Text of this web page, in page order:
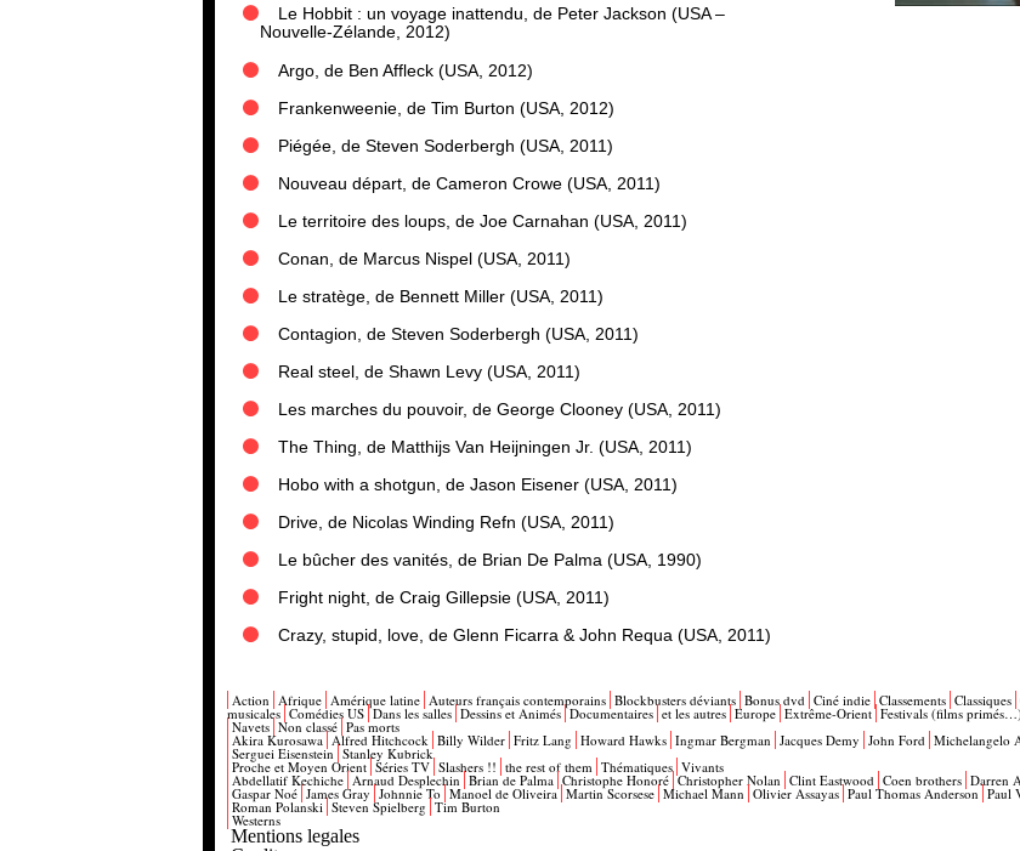
Le Hobbit : un voyage inattendu, de Peter Jackson (USA –
Nouvelle-Zélande, 2012)
Argo, de Ben Affleck (USA, 2012)
Frankenweenie, de Tim Burton (USA, 2012)
Piégée, de Steven Soderbergh (USA, 2011)
Nouveau départ, de Cameron Crowe (USA, 2011)
Le territoire des loups, de Joe Carnahan (USA, 2011)
Conan, de Marcus Nispel (USA, 2011)
Le stratège, de Bennett Miller (USA, 2011)
Contagion, de Steven Soderbergh (USA, 2011)
Real steel, de Shawn Levy (USA, 2011)
Les marches du pouvoir, de George Clooney (USA, 2011)
The Thing, de Matthijs Van Heijningen Jr. (USA, 2011)
Hobo with a shotgun, de Jason Eisener (USA, 2011)
Drive, de Nicolas Winding Refn (USA, 2011)
Le bûcher des vanités, de Brian De Palma (USA, 1990)
Fright night, de Craig Gillepsie (USA, 2011)
Crazy, stupid, love, de Glenn Ficarra & John Requa (USA, 2011)
Action Afrique Amérique latine Auteurs français contemporains Blockbusters déviants Bonus dvd Ciné indie Classements Classiques
musicales Comédies US Dans les salles Dessins et Animés Documentaires et les autres Europe Extrême-Orient Festivals (films primés…)
Navets Non classé Pas morts
Akira Kurosawa Alfred Hitchcock Billy Wilder Fritz Lang Howard Hawks Ingmar Bergman Jacques Demy John Ford Michelangelo
Serguei Eisenstein Stanley Kubrick
Proche et Moyen Orient Séries TV Slashers !! the rest of them Thématiques Vivants
Abdellatif Kechiche Arnaud Desplechin Brian de Palma Christophe Honoré Christopher Nolan Clint Eastwood Coen brothers Darren
Gaspar Noé James Gray Johnnie To Manoel de Oliveira Martin Scorsese Michael Mann Olivier Assayas Paul Thomas Anderson Paul
Roman Polanski Steven Spielberg Tim Burton
Westerns
Mentions legales